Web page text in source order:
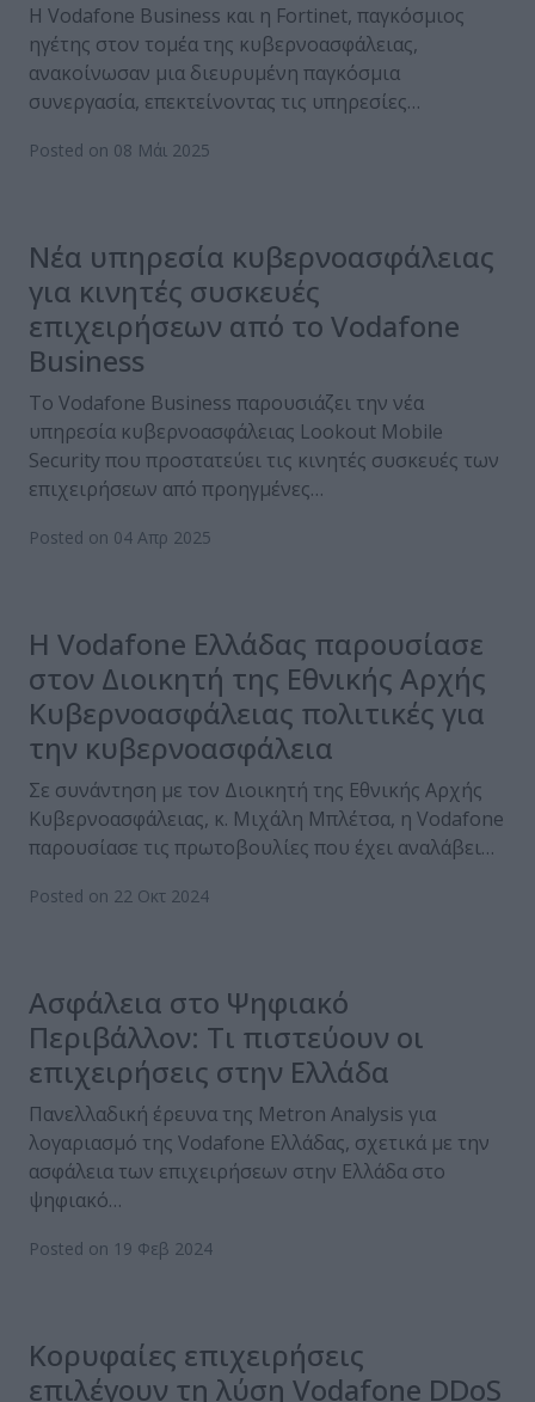
Η Vodafone Business και η Fortinet, παγκόσμιος
ηγέτης στον τομέα της κυβερνοασφάλειας,
ανακοίνωσαν μια διευρυμένη παγκόσμια
συνεργασία, επεκτείνοντας τις υπηρεσίες…
Posted on 08 Μάι 2025
Νέα υπηρεσία κυβερνοασφάλειας
για κινητές συσκευές
επιχειρήσεων από το Vodafone
Business
To Vodafone Business παρουσιάζει την νέα
υπηρεσία κυβερνοασφάλειας Lookout Mobile
Security που προστατεύει τις κινητές συσκευές των
επιχειρήσεων από προηγμένες…
Posted on 04 Απρ 2025
Η Vodafone Ελλάδας παρουσίασε
στον Διοικητή της Εθνικής Αρχής
Κυβερνοασφάλειας πολιτικές για
την κυβερνοασφάλεια
Σε συνάντηση με τον Διοικητή της Εθνικής Αρχής
Κυβερνοασφάλειας, κ. Μιχάλη Μπλέτσα, η Vodafone
παρουσίασε τις πρωτοβουλίες που έχει αναλάβει…
Posted on 22 Οκτ 2024
Ασφάλεια στο Ψηφιακό
Περιβάλλον: Τι πιστεύουν οι
επιχειρήσεις στην Ελλάδα
Πανελλαδική έρευνα της Metron Analysis για
λογαριασμό της Vodafone Ελλάδας, σχετικά με την
ασφάλεια των επιχειρήσεων στην Ελλάδα στο
ψηφιακό…
Posted on 19 Φεβ 2024
Κορυφαίες επιχειρήσεις
επιλέγουν τη λύση Vodafone DDoS